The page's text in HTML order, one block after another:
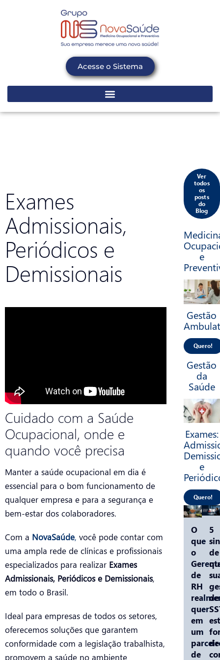
Acesse o Sistema
Exames
Admissionais,
Periódicos e
Demissionais
Cuidado com a Saúde
Ocupacional, onde e
quando você precisa
Manter a saúde ocupacional em dia é
essencial para o bom funcionamento de
qualquer empresa e para a segurança e
bem-estar dos colaboradores.
Com a NovaSaúde, você pode contar com
uma ampla rede de clínicas e profissionais
especializados para realizar Exames
Admissionais, Periódicos e Demissionais,
em todo o Brasil.
Ideal para empresas de todos os setores,
oferecemos soluções que garantem
conformidade com a legislação trabalhista,
promovem a saúde no ambiente
Ver
todos
os
posts
do
Blog
e
Gestão
Quero!
Gestão
da
Saúde
Exames:
e
Quero!
O
que
o
de
RH
quer
em
um
de
5
de
de
de